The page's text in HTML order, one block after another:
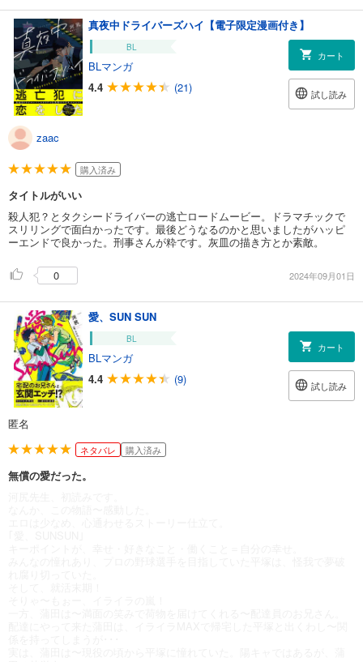
真夜中ドライバーズハイ【電子限定漫画付き】
BL
BLマンガ
4.4
(21)
カート
試し読み
zaac
購入済み
タイトルがいい
殺人犯？とタクシードライバーの逃亡ロードムービー。ドラマチックで
スリリングで面白かったです。最後どうなるのかと思いましたがハッピ
ーエンドで良かった。刑事さんが粋です。灰皿の描き方とか素敵。
0 2024年09月01日
愛、SUN SUN
BL
BLマンガ
4.4
(9)
カート
試し読み
匿名
ネタバレ 購入済み
無償の愛だった。